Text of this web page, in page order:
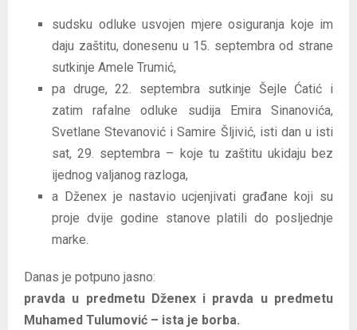
sudsku odluke usvojen mjere osiguranja koje im
daju zaštitu, donesenu u 15. septembra od strane
sutkinje Amele Trumić,
pa druge, 22. septembra sutkinje Šejle Ćatić i
zatim rafalne odluke sudija Emira Sinanovića,
Svetlane Stevanović i Samire Šljivić, isti dan u isti
sat, 29. septembra – koje tu zaštitu ukidaju bez
ijednog valjanog razloga,
a Dženex je nastavio ucjenjivati građane koji su
proje dvije godine stanove platili do posljednje
marke.
Danas je potpuno jasno:
pravda u predmetu Dženex i pravda u predmetu
Muhamed Tulumović – ista je borba.